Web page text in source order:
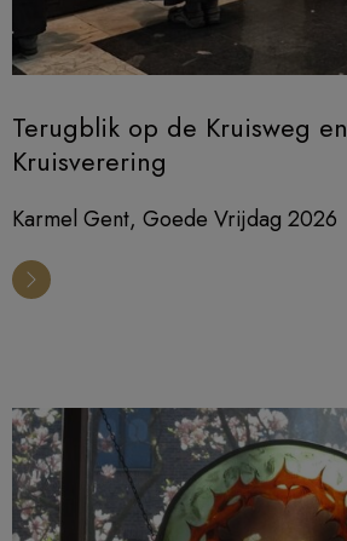
Terugblik op de Kruisweg en
Kruisverering
Karmel Gent, Goede Vrijdag 2026